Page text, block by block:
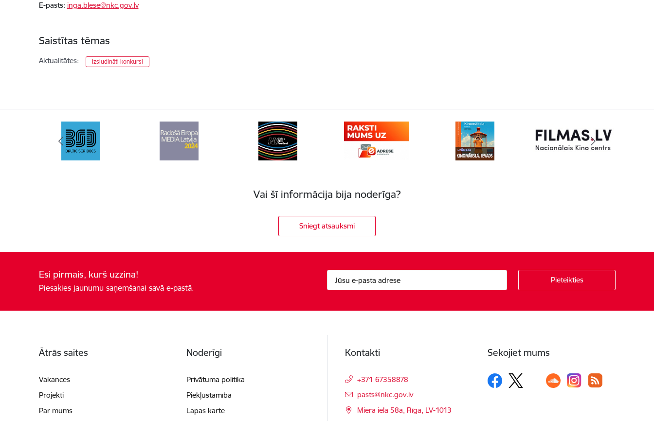
E-pasts: inga.blese@nkc.gov.lv
Saistītas tēmas
Aktualitātes: Izsludināti konkursi
Vai šī informācija bija noderīga?
Sniegt atsauksmi
Esi pirmais, kurš uzzina!
Piesakies jaunumu saņemšanai savā e-pastā.
Ātrās saites
Vakances
Projekti
Par mums
Noderīgi
Privātuma politika
Piekļūstamība
Lapas karte
Kontakti
+371 67358878
E-pasts:
pasts@nkc.gov.lv
Miera iela 58a, Rīga, LV-1013
Sekojiet mums